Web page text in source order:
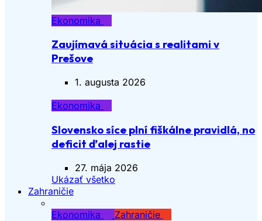
Ekonomika
Zaujímavá situácia s realitami v
Prešove
1. augusta 2026
Ekonomika
Slovensko síce plní fiškálne pravidlá, no
deficit ďalej rastie
27. mája 2026
Ukázať všetko
Zahraničie
Ekonomika
Zahraničie